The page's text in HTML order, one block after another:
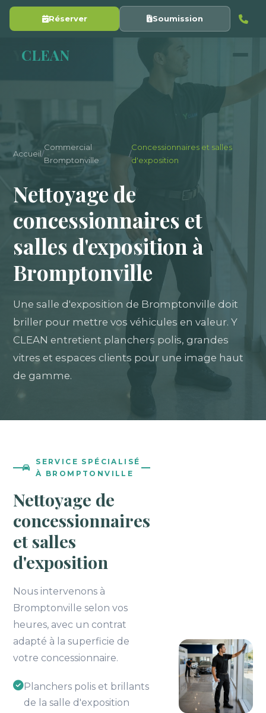
Réserver Soumission
CLEAN
Accueil/
Commercial
Bromptonville
/
Concessionnaires et salles
d'exposition
Nettoyage de
concessionnaires et
salles d'exposition à
Bromptonville
Une salle d'exposition de Bromptonville doit
briller pour mettre vos véhicules en valeur. Y
CLEAN entretient planchers polis, grandes
vitres et espaces clients pour une image haut
de gamme.
SERVICE SPÉCIALISÉ
À BROMPTONVILLE
Nettoyage de
concessionnaires
et salles
d'exposition
Nous intervenons à
Bromptonville selon vos
heures, avec un contrat
adapté à la superficie de
votre concessionnaire.
Planchers polis et brillants
de la salle d'exposition